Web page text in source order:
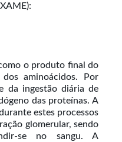
o produto final do
aminoácidos. Por
da ingestão diária de
das proteínas. A
estes processos
glomerular, sendo
se no sangu. A